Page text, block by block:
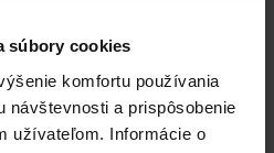
súbory cookies
komfortu používania
návštevnosti a prispôsobenie
užívateľom. Informácie o
personalizácii a estetickým
prvkom v kanceláriách a